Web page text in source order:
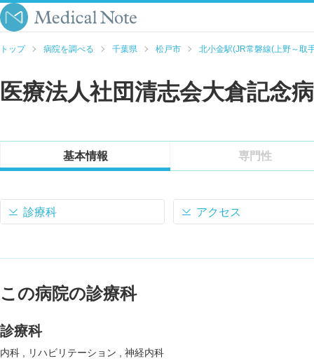
トップ 病院を調べる 千葉県 松戸市 北小金駅(JR常磐線(上野～取
医療法人社団清志会大倉記念
基本情報 専門性
診療科 アクセス
この病院の診療科
診療科
内科 リハビリテーション 神経内科